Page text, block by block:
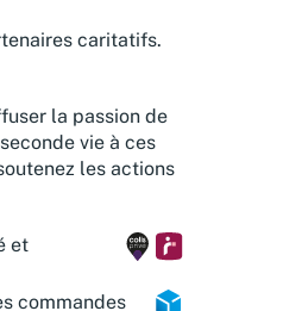
caritatifs.
la passion de
vie à ces
les actions
et
commandes